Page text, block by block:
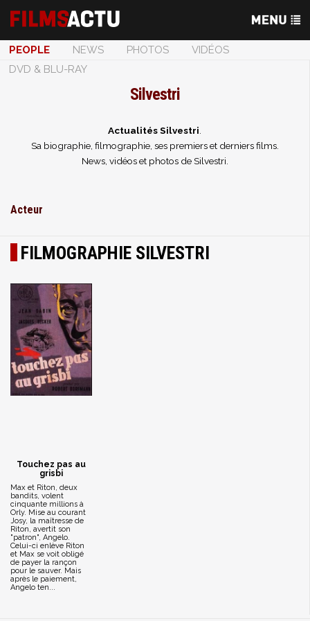
PEOPLE NEWS PHOTOS
VIDÉOS
DVD & BLU-RAY
Silvestri
Actualités Silvestri
Sa biographie, filmographie, ses premiers et derniers films.
News, vidéos et photos de Silvestri.
Acteur
FILMOGRAPHIE SILVESTRI
Touchez pas au
grisbi
Max et Riton, deux
bandits, volent
cinquante millions à
Orly. Mise au courant
Josy, la maîtresse de
Riton, avertit son
"patron", Angelo.
Celui-ci enlève Riton
et Max se voit obligé
de payer la rançon
pour le sauver. Mais
après le paiement,
Angelo ten...